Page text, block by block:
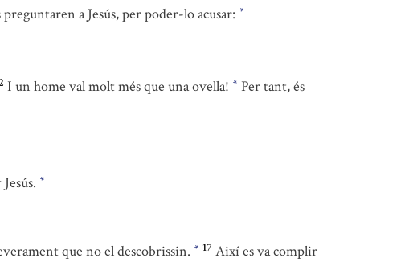
preguntaren a Jesús, per poder-lo acusar: *
I un home val molt més que una ovella! * Per tant, és
*
que no el descobrissin. * 17 Així es va complir